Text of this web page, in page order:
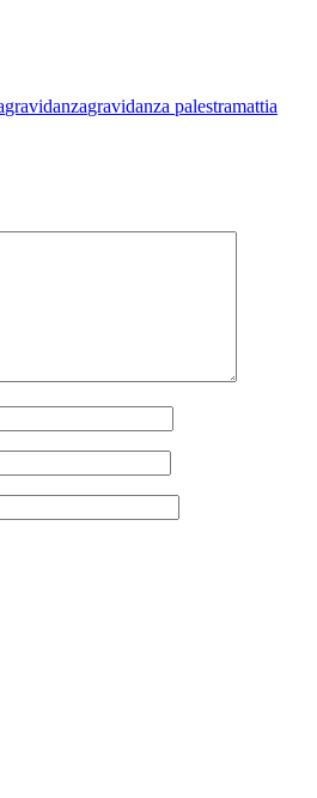
gravidanzagravidanza palestramattia